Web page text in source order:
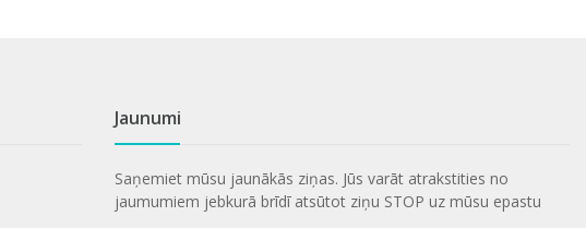
Jaunumi
Saņemiet mūsu jaunākās ziņas. Jūs varāt atrakstities no
jaumumiem jebkurā brīdī atsūtot ziņu STOP uz mūsu epastu